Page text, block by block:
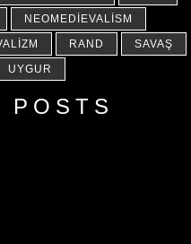
NEOMEDIEVALISM
RAND
SAVAŞ
UYGUR
POSTS